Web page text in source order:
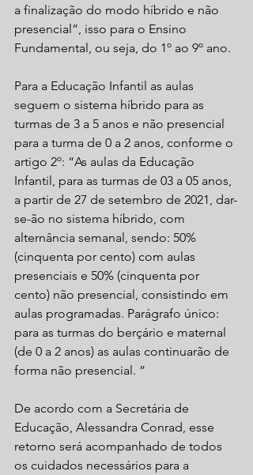
a finalização do modo híbrido e não
presencial”, isso para o Ensino
Fundamental, ou seja, do 1º ao 9º ano.
Para a Educação Infantil as aulas
seguem o sistema híbrido para as
turmas de 3 a 5 anos e não presencial
para a turma de 0 a 2 anos, conforme o
artigo 2º: “As aulas da Educação
Infantil, para as turmas de 03 a 05 anos,
a partir de 27 de setembro de 2021, dar-
se-ão no sistema híbrido, com
alternância semanal, sendo: 50%
(cinquenta por cento) com aulas
presenciais e 50% (cinquenta por
cento) não presencial, consistindo em
aulas programadas. Parágrafo único:
para as turmas do berçário e maternal
(de 0 a 2 anos) as aulas continuarão de
forma não presencial. ”
De acordo com a Secretária de
Educação, Alessandra Conrad, esse
retorno será acompanhado de todos
os cuidados necessários para a